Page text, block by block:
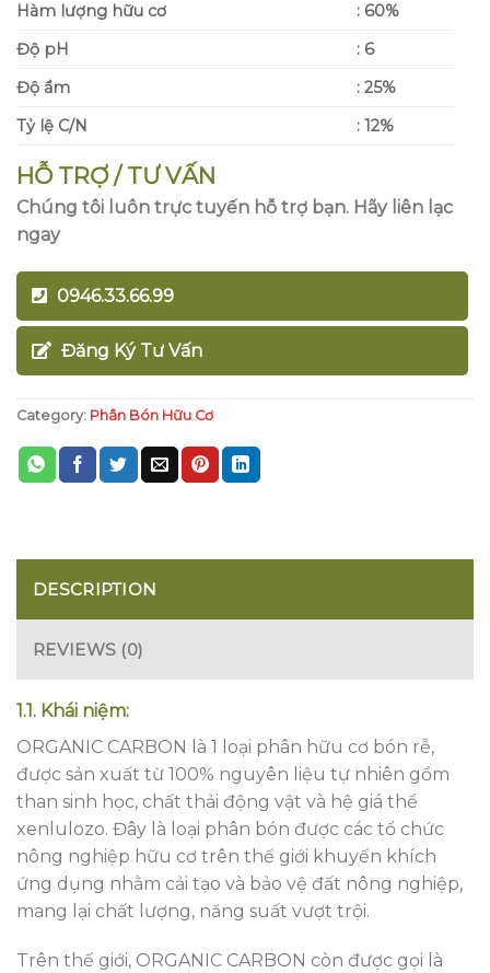
Hàm lượng hữu cơ : 60%
Độ pH
: 6
Độ ẩm
: 25%
Tỷ lệ C/N
:12%
HỖ TRỢ / TƯ VẤN
Chúng tôi luôn trực tuyến hỗ trợ bạn. Hãy liên lạc
ngay
0946.33.66.99
Đăng Ký Tư Vấn
Category: Phân Bón Hữu Cơ
DESCRIPTION
REVIEWS (0)
1.1. Khái niệm:
ORGANIC CARBON là 1 loại phân hữu cơ bón rễ,
được sản xuất từ 100% nguyên liệu tự nhiên gồm
than sinh học, chất thải động vật và hệ giá thể
xenlulozo. Đây là loại phân bón được các tổ chức
nông nghiệp hữu cơ trên thế giới khuyến khích
ứng dụng nhằm cải tạo và bảo vệ đất nông nghiệp,
mang lại chất lượng, năng suất vượt trội.
Trên thế giới, ORGANIC CARBON còn được gọi là